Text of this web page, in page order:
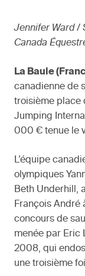
Jennifer Ward /
Canada
La Baule
canadienne de
troisième place
Jumping
000 € tenue le
L’équipe
olympiques
Beth Underhill,
François André
concours de
menée par Eric
2008, qui
une troisième